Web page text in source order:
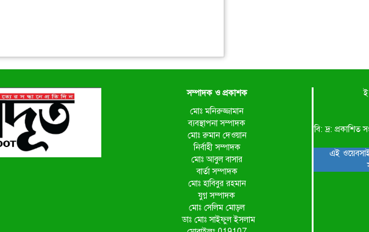
সম্পাদক ও প্রকাশক
মোঃ মনিরুজ্জামান
ব্যবস্থাপনা সম্পাদক
মোঃ রুমান দেওয়ান
নির্বাহী সম্পাদক
মোঃ আবুল বাসার
বার্তা সম্পাদক
মোঃ হাবিবুর রহমান
যুগ্ন সম্পাদক
মোঃ সেলিম মোড়ল
ডাঃ মোঃ সাইফুল ইসলাম
বি: দ্র:
এই